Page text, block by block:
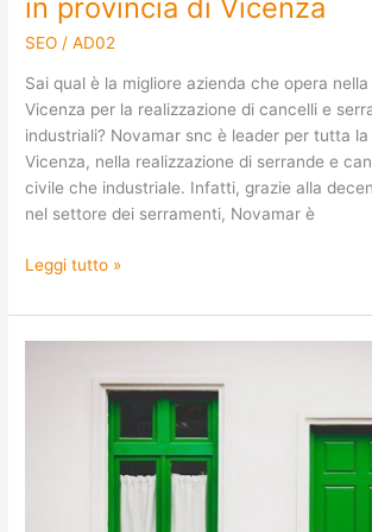
in provincia di Vicenza
SEO /AD02
Sai qual è la migliore azienda che opera
Vicenza per la realizzazione di cancelli e
industriali? Novamar snc è leader per tutta
Vicenza, nella realizzazione di serrande e
civile che industriale. Infatti, grazie alla
nel settore dei serramenti, Novamar è
Leggi tutto »